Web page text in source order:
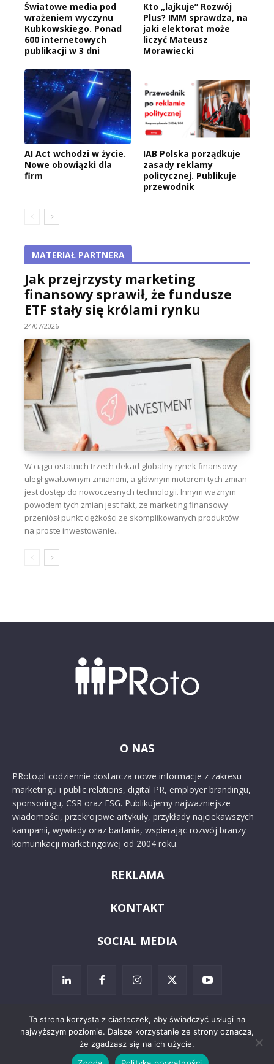
Światowe media pod
wrażeniem wyczynu
Kubkowskiego. Ponad
600 internetowych
publikacji w 3 dni
Kto „lajkuje” Rozwój
Plus? IMM sprawdza, na
jaki elektorat może
liczyć Mateusz
Morawiecki
AI Act wchodzi w życie.
Nowe obowiązki dla
firm
IAB Polska porządkuje
zasady reklamy
politycznej. Publikuje
przewodnik
MATERIAŁ PARTNERA
Jak przejrzysty marketing
finansowy sprawił, że fundusze
ETF stały się królami rynku
24/07/2026
W ciągu ostatnich trzech dekad globalny rynek finansowy
uległ gwałtownym zmianom, a głównym motorem tych zmian
jest dostęp do nowoczesnych technologii. Innym ważnym
powodem tych zmian jest fakt, że marketing finansowy
przeniósł punkt ciężkości ze skomplikowanych produktów
na proste inwestowanie...
O NAS
PRoto.pl codziennie dostarcza nowe informacje z zakresu
marketingu i public relations, digital PR, employer brandingu,
sponsoringu, CSR oraz ESG. Publikujemy najważniejsze
wiadomości, przekrojowe artykuły, przykłady najciekawszych
kampanii, wywiady oraz badania, wspierając rozwój branży
komunikacji marketingowej od 2004 roku.
REKLAMA
KONTAKT
SOCIAL MEDIA
Ta strona korzysta z ciasteczek, aby świadczyć usługi na
najwyższym poziomie. Dalsze korzystanie ze strony oznacza,
że zgadzasz się na ich użycie.